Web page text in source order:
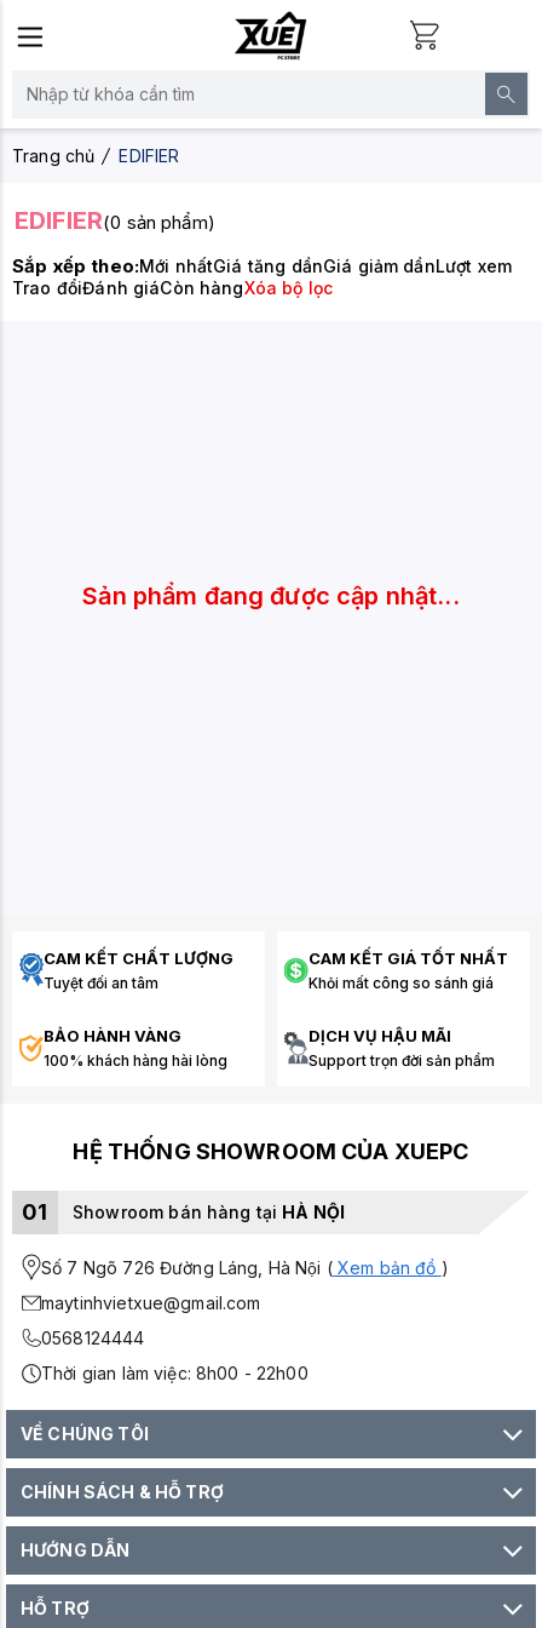
Trang chủ EDIFIER
EDIFIER(0 sản phẩm)
Sắp xếp theo:Mới nhấtGiá tăng dầnGiá giảm dầnLượt xem
Trao đổiĐánh giáCòn hàngXóa bộ lọc
Sản phẩm đang được cập nhật...
CAM KẾT CHẤT LƯỢNG
Tuyệt đối an tâm
CAM KẾT GIÁ TỐT NHẤT
Khỏi mất công so sánh giá
BẢO HÀNH VÀNG
100% khách hàng hài lòng
DỊCH VỤ HẬU MÃI
Support trọn đời sản phẩm
HỆ THỐNG SHOWROOM CỦA XUEPC
01 Showroom bán hàng tại HÀ NỘI
Số 7 Ngõ 726 Đường Láng, Hà Nội (Xem bản đồ )
maytinhvietxue@gmail.com
0568124444
Thời gian làm việc: 8h00 - 22h00
VỀ CHÚNG TÔI
CHÍNH SÁCH & HỖ TRỢ
HƯỚNG DẪN
HỖ TRỢ